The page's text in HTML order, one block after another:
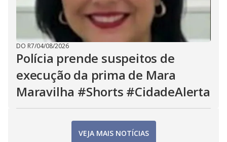
DO R7/04/08/2026
Polícia prende suspeitos de
execução da prima de Mara
Maravilha #Shorts #CidadeAlerta
VEJA MAIS NOTÍCIAS